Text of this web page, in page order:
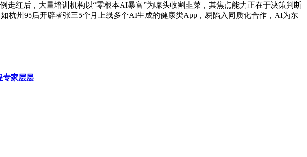
红后，大量培训机构以“零根本AI暴富”为噱头收割韭菜，其焦点能力正在于决策判断
杭州95后开辟者张三5个月上线多个AI生成的健康类App，易陷入同质化合作，AI为东
专家层层